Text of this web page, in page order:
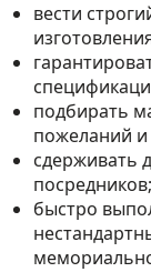
вести
подбирать
пожеланий
сдерживать
посредников;
быстро